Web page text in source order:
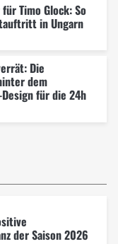
Timo Glock: So
in Ungarn
Die
dem
für die 24h
der Saison 2026